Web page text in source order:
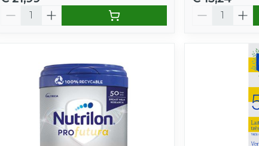
Aantal Aantal